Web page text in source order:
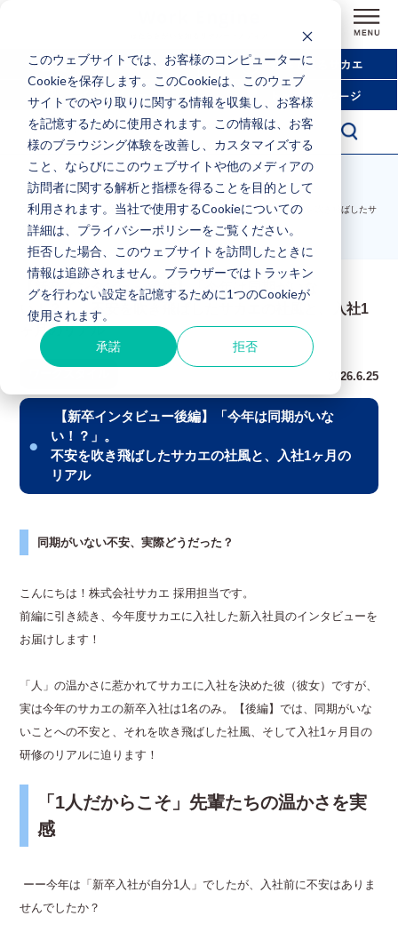
このウェブサイトでは、お客様のコンピューターに
Cookieを保存します。このCookieは、このウェブ
サイトでのやり取りに関する情報を収集し、お客様
を記憶するために使用されます。この情報は、お客
様のブラウジング体験を改善し、カスタマイズする
こと、ならびにこのウェブサイトや他のメディアの
訪問者に関する解析と指標を得ることを目的として
利用されます。当社で使用するCookieについての
詳細は、プライバシーポリシーをご覧ください。
拒否した場合、このウェブサイトを訪問したときに
情報は追跡されません。ブラウザーではトラッキン
グを行わない設定を記憶するために1つのCookieが
使用されます。
承諾 拒否
ホーム>【新卒インタビュー後編】「今年は同期がいない！？」。不安を吹き飛ばしたサ
カエの社風と、入社1ヶ月のリアル
【新卒インタビュー後編】「今年は同期がいな
い！？」。不安を吹き飛ばしたサカエの社風と、入社1
ヶ月のリアル
2026.6.25
【新卒インタビュー後編】「今年は同期がいな
い！？」。
不安を吹き飛ばしたサカエの社風と、入社1ヶ月の
リアル
同期がいない不安、実際どうだった？
こんにちは！株式会社サカエ 採用担当です。
前編に引き続き、今年度サカエに入社した新入社員のインタビューを
お届けします！
「人」の温かさに惹かれてサカエに入社を決めた彼（彼女）ですが、
実は今年のサカエの新卒入社は1名のみ。【後編】では、同期がいな
いことへの不安と、それを吹き飛ばした社風、そして入社1ヶ月目の
研修のリアルに迫ります！
「1人だからこそ」先輩たちの温かさを実
感
ーー今年は「新卒入社が自分1人」でしたが、入社前に不安はありま
せんでしたか？